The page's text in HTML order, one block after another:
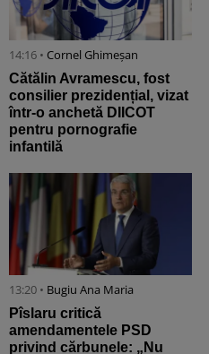
14:16 • Cornel Ghimeșan
Cătălin Avramescu, fost
consilier prezidențial, vizat
într-o anchetă DIICOT
pentru pornografie
infantilă
13:20 • Bugiu ⁠Ana Maria
Pîslaru critică
amendamentele PSD
privind cărbunele: „Nu